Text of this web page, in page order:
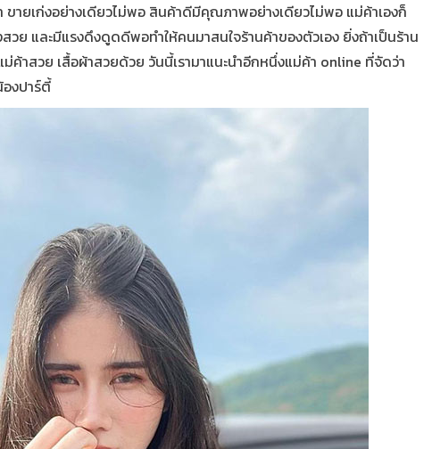
ายเก่งอย่างเดียวไม่พอ สินค้าดีมีคุณภาพอย่างเดียวไม่พอ แม่ค้าเองก็
ย และมีแรงดึงดูดดีพอทำให้คนมาสนใจร้านค้าของตัวเอง ยิ่งถ้าเป็นร้าน
ค้าสวย เสื้อผ้าสวยด้วย วันนี้เรามาแนะนำอีกหนึ่งแม่ค้า online ที่จัดว่า
งปาร์ตี้